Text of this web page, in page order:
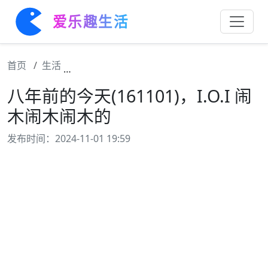
爱乐趣生活
首页 生活
八年前的今天(161101)，I.O.I 闹
木闹木闹木的
发布时间：2024-11-01 19:59